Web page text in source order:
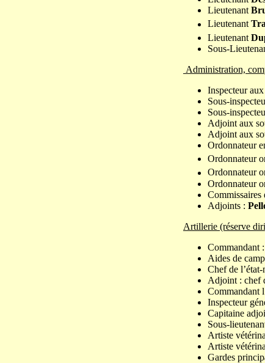
Lieutenant
Lieutenant
Lieutenant
Sous-
Administration,
Inspecteur
Sous-
Sous-
Adjoint aux
Adjoint aux
Ordonnateur
Ordonnateur
Ordonnateur
Ordonnateur
Commissaires
Adjoints :
Artillerie (réserve
Commandant
Aides de
Chef de
Adjoint : chef
Commandant
Inspecteur
Capitaine
Sous-
Artiste
Artiste
Gardes